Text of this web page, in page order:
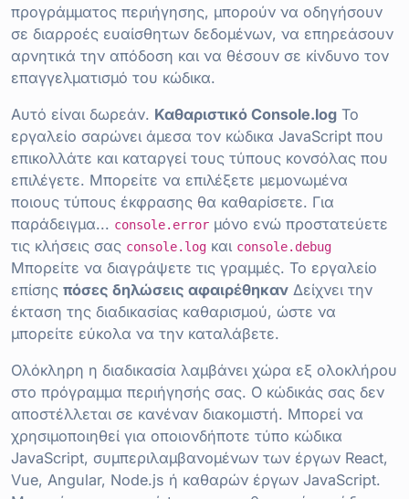
προγράμματος περιήγησης, μπορούν να οδηγήσουν
σε διαρροές ευαίσθητων δεδομένων, να επηρεάσουν
αρνητικά την απόδοση και να θέσουν σε κίνδυνο τον
επαγγελματισμό του κώδικα.
Αυτό είναι δωρεάν. Καθαριστικό Console.log Το
εργαλείο σαρώνει άμεσα τον κώδικα JavaScript που
επικολλάτε και καταργεί τους τύπους κονσόλας που
επιλέγετε. Μπορείτε να επιλέξετε μεμονωμένα
ποιους τύπους έκφρασης θα καθαρίσετε. Για
παράδειγμα... console.error μόνο ενώ προστατεύετε
τις κλήσεις σας console.log και console.debug
Μπορείτε να διαγράψετε τις γραμμές. Το εργαλείο
επίσης πόσες δηλώσεις αφαιρέθηκαν Δείχνει την
έκταση της διαδικασίας καθαρισμού, ώστε να
μπορείτε εύκολα να την καταλάβετε.
Ολόκληρη η διαδικασία λαμβάνει χώρα εξ ολοκλήρου
στο πρόγραμμα περιήγησής σας. Ο κώδικάς σας δεν
αποστέλλεται σε κανέναν διακομιστή. Μπορεί να
χρησιμοποιηθεί για οποιονδήποτε τύπο κώδικα
JavaScript, συμπεριλαμβανομένων των έργων React,
Vue, Angular, Node.js ή καθαρών έργων JavaScript.